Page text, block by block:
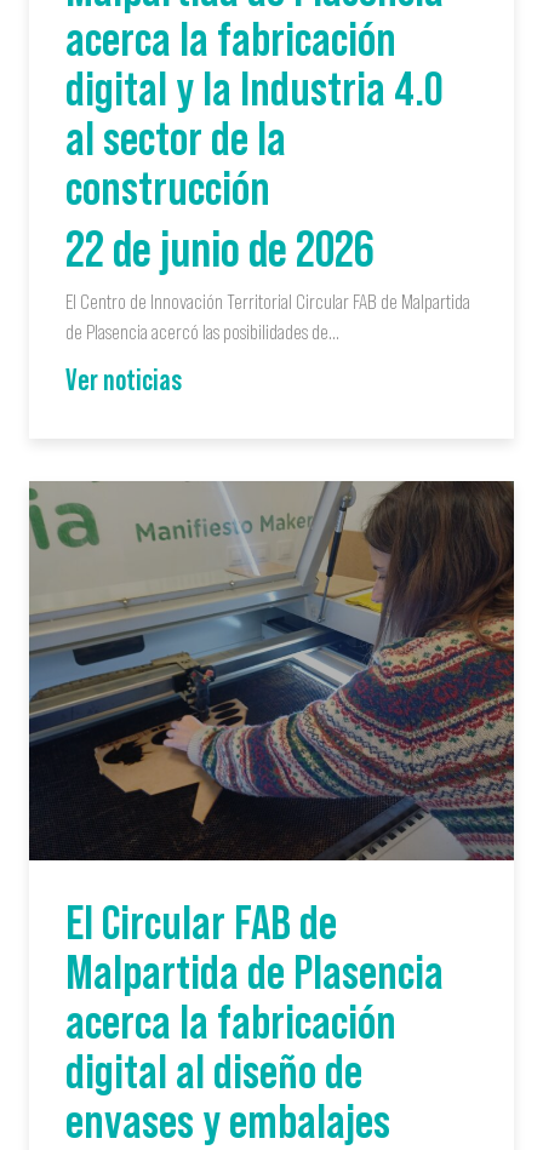
acerca la fabricación
digital y la Industria 4.0
al sector de la
construcción
22 de junio de 2026
El Centro de Innovación Territorial Circular FAB de Malpartida
de Plasencia acercó las posibilidades de…
Ver noticias
El Circular FAB de
Malpartida de Plasencia
acerca la fabricación
digital al diseño de
envases y embalajes